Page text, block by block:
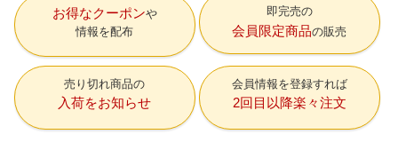
お得なクーポン
情報を配布
即完売の
会員限定商品の販売
売り切れ商品の
入荷をお知らせ
会員情報を登録すれば
2回目以降楽々注文